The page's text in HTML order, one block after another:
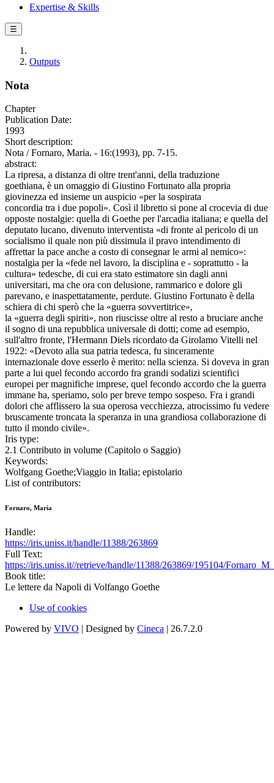
Expertise & Skills
☰
Outputs
Nota
Chapter
Publication Date:
1993
Short description:
Nota / Fornaro, Maria. - 16:(1993), pp. 7-15.
abstract:
La ripresa, a distanza di oltre trent'anni, della traduzione
goethiana, è un omaggio di Giustino Fortunato alla propria
giovinezza ed insieme un auspicio «per la sospirata
concordia tra i due popoli». Così il libretto si pone al crocevia di due
opposte nostalgie: quella di Goethe per l'arcadia italiana; e quella del
deputato lucano, divenuto interventista «di fronte al pericolo di un
socialismo il quale non più dissimula il pravo intendimento di
affrettar la pace anche a costo di consegnar le armi al nemico»:
nostalgia per la «fede nel lavoro, la disciplina e - soprattutto - la
cultura» tedesche, di cui era stato estimatore sin dagli anni
universitari, ma che ora con delusione, rammarico e dolore gli
parevano, e inaspettatamente, perdute. Giustino Fortunato è della
schiera di chi sperò che la «guerra sovvertitrice»,
la «guerra degli spiriti», non riuscisse oltre al resto a bruciare anche
il sogno di una repubblica universale di dotti; come ad esempio,
sull'altro fronte, l'Hermann Diels ricordato da Girolamo Vitelli nel
1922: «Devoto alla sua patria tedesca, fu sinceramente
internazionale dove esserlo è merito: nella scienza. Si doveva in gran
parte a lui quel fecondo accordo fra grandi sodalizi scientifici
europei per magnifiche imprese, quel fecondo accordo che la guerra
immane ha, speriamo, solo per breve tempo sospeso. Fra i grandi
dolori che afflissero la sua operosa vecchiezza, atrocissimo fu vedere
bruscamente troncata la speranza in una grandiosa collaborazione di
tutto il mondo civile».
Iris type:
2.1 Contributo in volume (Capitolo o Saggio)
Keywords:
Wolfgang Goethe;Viaggio in Italia; epistolario
List of contributors:
Fornaro, Maria
Handle:
https://iris.uniss.it/handle/11388/263869
Full Text:
https://iris.uniss.it//retrieve/handle/11388/263869/195104/
Book title:
Le lettere da Napoli di Volfango Goethe
Use of cookies
Powered by VIVO | Designed by Cineca | 26.7.2.0